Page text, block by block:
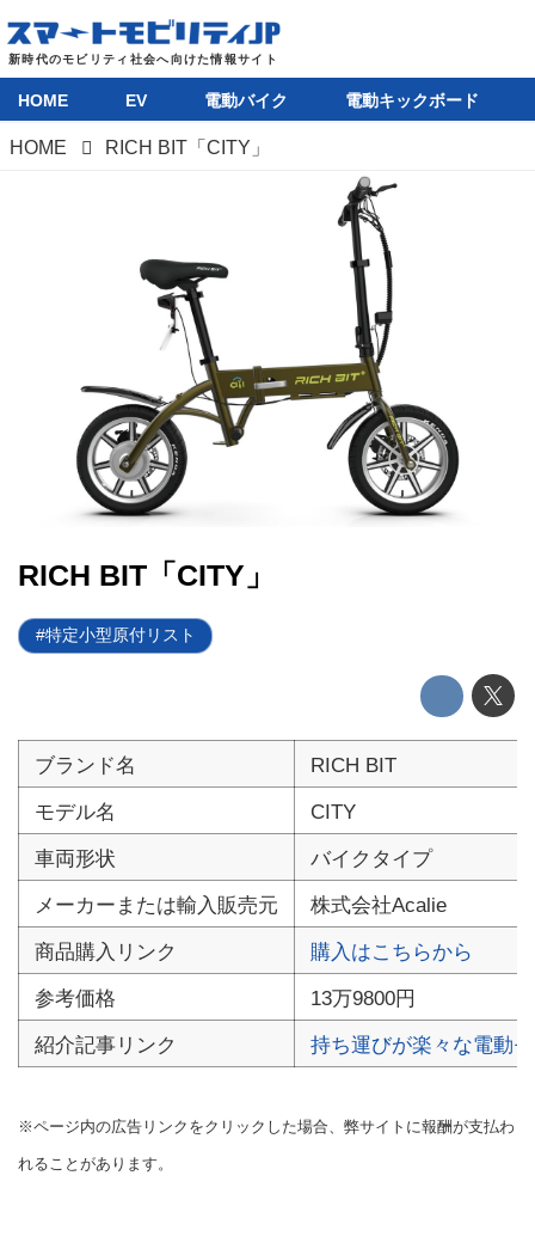
HOME
EV
電動バイク
電動キックボード
テクノロジー
このメディアについて
運営会社
利用規約
プライバシーポリシー
ライター名簿
HOME EV 電動バイク 電動キックボード
HOME RICH BIT「CITY」
RICH BIT「CITY」
特定小型原付リスト
ブランド名
RICH BIT
モデル名
CITY
車両形状
バイクタイプ
メーカーまたは輸入販売元
株式会社Acalie
商品購入リンク
購入はこちらから
参考価格
13万9800円
紹介記事リンク
持ち運びが楽々な電動
※ページ内の広告リンクをクリックした場合、弊サイトに報酬が支払わ
れることがあります。